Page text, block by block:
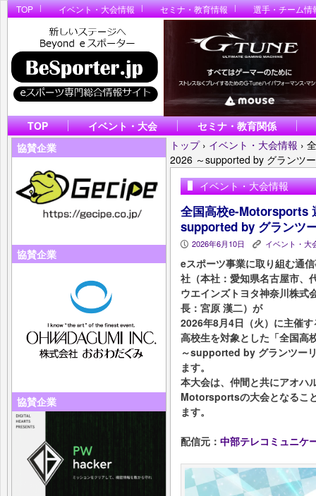
TOP イベント・大会情報 セミナ・教育情報 選手・チーム情
TOP イベント・大会
セミナ・教育関係
協賛企業
協賛企業
協賛企業
トップ › イベント・大会情報 ›
2026 ～supported by グランツ
イベント・大会情報
全国高校e-Motorsports
supported by グランツ
P 2026年6月10日 K イベント・大
eスポーツ事業に取り組む通
社（本社：愛知県名古屋市、
ウエインズトヨタ神奈川株式
長：宮原 漢二）が
2026年8月4日（火）に主催す
高校生を対象とした「全国
～supported by グランツー
ます。
本大会は、仲間と共にアオハ
Motorsportsの大会となるこ
ます。
配信元： 中部テレコミュニケ